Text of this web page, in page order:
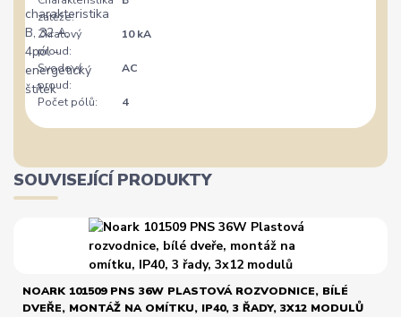
zátěže:
Zkratový
proud:
10 kA
Svodový
proud:
AC
Počet pólů: 4
SOUVISEJÍCÍ PRODUKTY
NOARK 101509 PNS 36W PLASTOVÁ ROZVODNICE, BÍLÉ
DVEŘE, MONTÁŽ NA OMÍTKU, IP40, 3 ŘADY, 3X12 MODULŮ